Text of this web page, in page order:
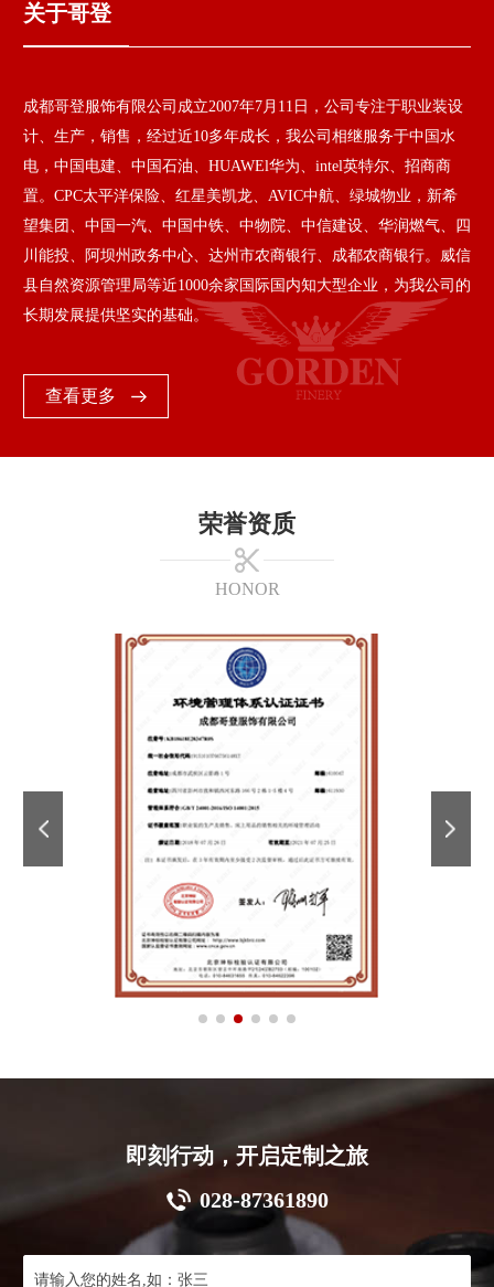
关于哥登
成都哥登服饰有限公司成立2007年7月11日，公司专注于职业装设
计、生产，销售，经过近10多年成长，我公司相继服务于中国水
电，中国电建、中国石油、HUAWEl华为、intel英特尔、招商商
置。CPC太平洋保险、红星美凯龙、AVIC中航、绿城物业，新希
望集团、中国一汽、中国中铁、中物院、中信建设、华润燃气、四
川能投、阿坝州政务中心、达州市农商银行、成都农商银行。威信
县自然资源管理局等近1000余家国际国内知大型企业，为我公司的
长期发展提供坚实的基础。
查看更多
荣誉资质
HONOR
即刻行动，开启定制之旅
028-87361890